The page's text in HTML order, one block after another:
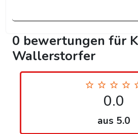
0 bewertungen für
Wallerstorfer
0.0
aus 5.0